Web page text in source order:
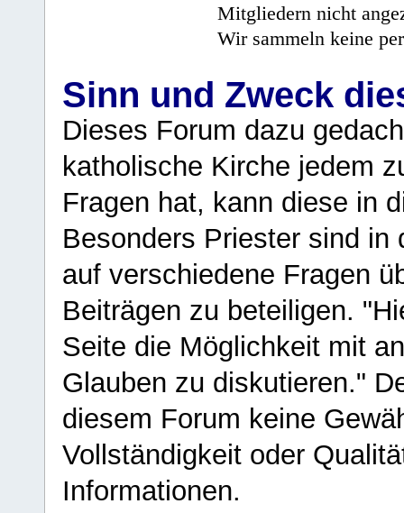
Mitgliedern nicht
Wir sammeln keine
Sinn und Zweck
Dieses Forum dazu
katholische Kirche jedem
Fragen hat, kann diese in
Besonders Priester sind in
auf verschiedene Fragen
Beiträgen zu beteiligen.
Seite die Möglichkeit mit
Glauben zu diskutieren."
diesem Forum keine
Vollständigkeit oder
Informationen.